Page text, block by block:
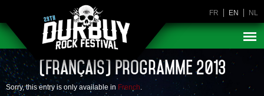
FR EN NL
(Français) Programme 2013
Sorry, this entry is only available in French.